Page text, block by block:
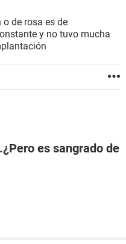
de rosa es de
y no tuvo mucha
es sangrado de